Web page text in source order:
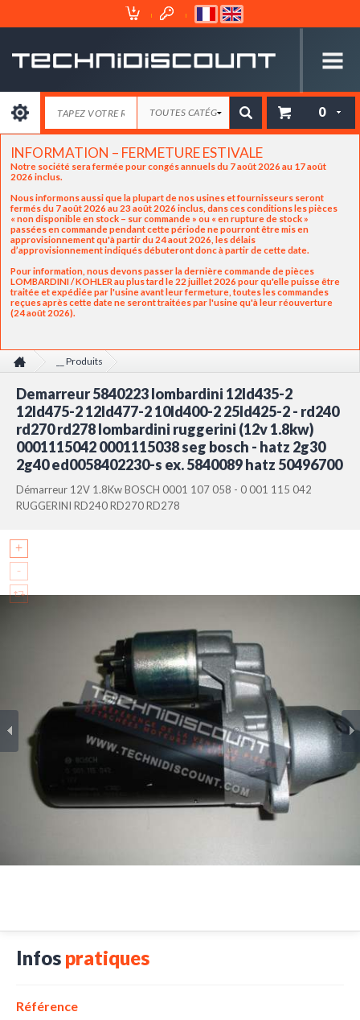
Mon
Espace
0
INFORMATION – FERMETURE ESTIVALE
Notre société sera fermée pour congés annuels du 7 août 2026 au 17 août
2026 inclus.
Nous informons aussi que la plupart de nos usines et fournisseurs seront
fermés du 7 août 2026 au 23 août 2026 inclus, dans ces conditions les pièces
« non disponible en stock – sur commande » ou « en rupture de stock »
passées en commande pendant cette période ne pourront être mis en
approvisionnement qu'à partir du 24 aout 2026, les délais
d’approvisionnement indiqués débuteront donc à partir de cette date.
Pour information, nous devons passer la dernière commande de pièces
LOMBARDINI / KOHLER au plus tard le 22 juillet 2026 pour qu'elle puisse être
traitée et expédiée par l'usine avant leur fermeture, toutes les commandes
reçues après cette date ne seront traitées par l'usine qu'à leur réouverture
(24 août 2026).
__ Produits
25ld425-2 - rd240 rd270 rd278 lombardini ruggerini (12v 1.8kw)
0001115042 0001115038 seg bosch - hatz 2g30 2g40 ed0058402230-s ex.
5840089 hatz 50496700
Demarreur 5840223 lombardini 12ld435-2
12ld475-2 12ld477-2 10ld400-2 25ld425-2 - rd240
rd270 rd278 lombardini ruggerini (12v 1.8kw)
0001115042 0001115038 seg bosch - hatz 2g30
2g40 ed0058402230-s ex. 5840089 hatz 50496700
Démarreur 12V 1.8Kw BOSCH 0001 107 058 - 0 001 115 042
RUGGERINI RD240 RD270 RD278
Infos pratiques
Référence